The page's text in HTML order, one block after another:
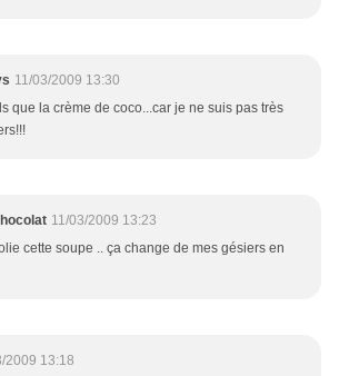
11/03/2009 13:30
que la crème de coco...car je ne suis pas très
11/03/2009 13:23
cette soupe .. ça change de mes gésiers en
2009 13:18